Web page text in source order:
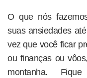
O que nós
suas ansiedades
vez que você ficar
ou finanças ou
montanha.